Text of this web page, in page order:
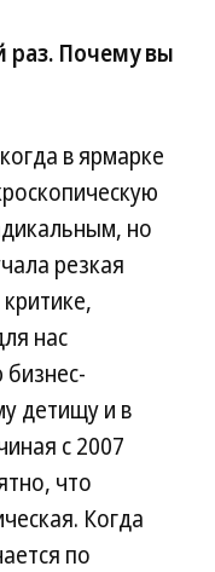
Почему вы
в ярмарке
но
резкая
нас
детищу и в
с 2007
что
Когда
по